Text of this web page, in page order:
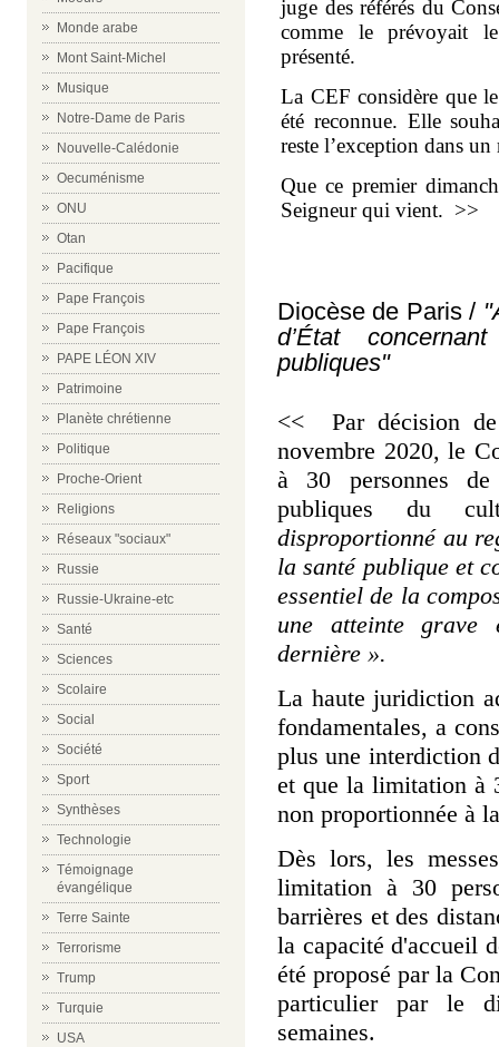
Monde arabe
Mont Saint-Michel
Musique
Notre-Dame de Paris
Nouvelle-Calédonie
Oecuménisme
ONU
Otan
Pacifique
Pape François
Pape François
PAPE LÉON XIV
Patrimoine
Planète chrétienne
Politique
Proche-Orient
Religions
Réseaux "sociaux"
Russie
Russie-Ukraine-etc
Santé
Sciences
Scolaire
Social
Société
Sport
Synthèses
Technologie
Témoignage
évangélique
Terre Sainte
Terrorisme
Trump
Turquie
USA
juge des référés du
comme le prévoyait
présenté.
La CEF considère que
été reconnue. Elle
reste l’exception dans
Que ce premier
Seigneur qui vient. >>
Diocèse de Paris /
d’État
publiques"
<< Par décision
novembre 2020, le
à 30 personnes
publiques du
disproportionné au
la santé publique et
essentiel de la
une atteinte grave
dernière ».
La haute juridiction
fondamentales, a
plus une interdiction
et que la limitation à
non proportionnée à
Dès lors, les
limitation à 30
barrières et des
la capacité d'accueil
été proposé par la
particulier par le
semaines.